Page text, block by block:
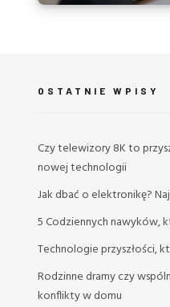
OSTATNIE WPISY
Czy telewizory 8K to
nowej technologii
Jak dbać o elektronikę?
5 Codziennych nawyków,
Technologie przyszłości,
Rodzinne dramy czy
konflikty w domu